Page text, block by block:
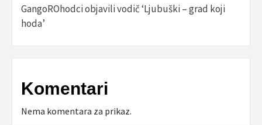
GangoROhodci objavili vodič ‘Ljubuški – grad koji
hoda’
Komentari
Nema komentara za prikaz.